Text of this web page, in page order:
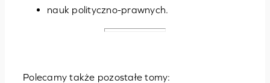
nauk polityczno-prawnych.
Polecamy także pozostałe tomy: